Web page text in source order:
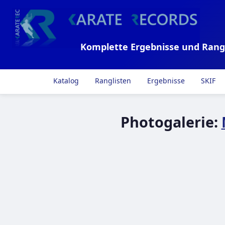
Komplette Ergebnisse und
Katalog Ranglisten Ergebnisse SKIF
Photogalerie: